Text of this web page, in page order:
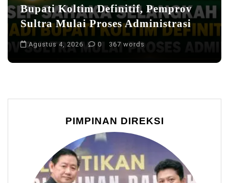
Bupati Koltim Definitif, Pemprov
Sultra Mulai Proses Administrasi
Agustus 4, 2026 0 367 words
PIMPINAN DIREKSI